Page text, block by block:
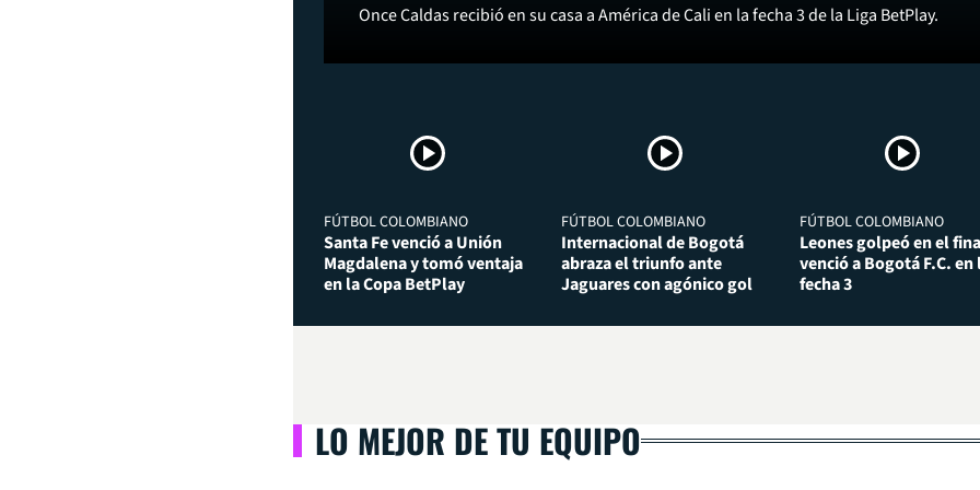
Once Caldas recibió en su casa a América de Cali en la fecha 3 de la Liga BetPlay.
FÚTBOL COLOMBIANO
Santa Fe venció a Unión
Magdalena y tomó ventaja
en la Copa BetPlay
FÚTBOL COLOMBIANO
Internacional de Bogotá
abraza el triunfo ante
Jaguares con agónico gol
FÚTBOL COLOMBIANO
Leones golpeó en el
venció a Bogotá F.C. en
fecha 3
LO MEJOR DE TU EQUIPO